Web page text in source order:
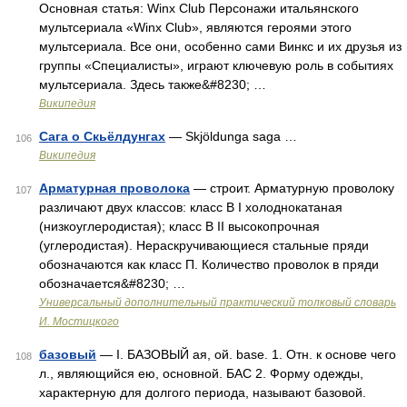
Основная статья: Winx Club Персонажи итальянского
мультсериала «Winx Club», являются героями этого
мультсериала. Все они, особенно сами Винкс и их друзья из
группы «Специалисты», играют ключевую роль в событиях
мультсериала. Здесь также&#8230; …
Википедия
106 Сага о Скьёлдунгах — Skjöldunga saga …
Википедия
107 Арматурная проволока — строит. Арматурную проволоку
различают двух классов: класс В I холоднокатаная
(низкоуглеродистая); класс В II высокопрочная
(углеродистая). Нераскручивающиеся стальные пряди
обозначаются как класс П. Количество проволок в пряди
обозначается&#8230; …
Универсальный дополнительный практический толковый словарь
И. Мостицкого
108 базовый — I. БАЗОВЫЙ ая, ой. base. 1. Отн. к основе чего
л., являющийся ею, основной. БАС 2. Форму одежды,
характерную для долгого периода, называют базовой.